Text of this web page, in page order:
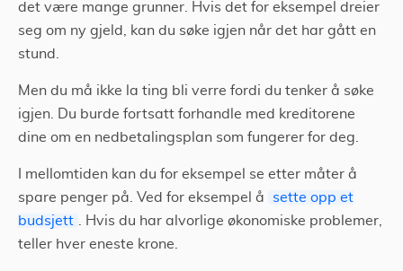
det være mange grunner. Hvis det for eksempel dreier
seg om ny gjeld, kan du søke igjen når det har gått en
stund.
Men du må ikke la ting bli verre fordi du tenker å søke
igjen. Du burde fortsatt forhandle med kreditorene
dine om en nedbetalingsplan som fungerer for deg.
I mellomtiden kan du for eksempel se etter måter å
spare penger på. Ved for eksempel å
sette opp et
budsjett
. Hvis du har alvorlige økonomiske problemer,
teller hver eneste krone.